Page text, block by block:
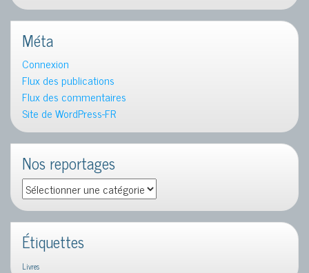
Méta
Connexion
Flux des publications
Flux des commentaires
Site de WordPress-FR
Nos reportages
Nos
reportages
Étiquettes
Livres